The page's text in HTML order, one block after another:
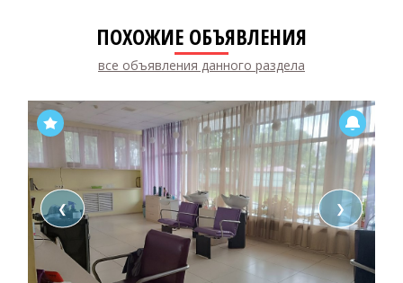
ПОХОЖИЕ ОБЪЯВЛЕНИЯ
все объявления данного раздела
❮ ❯